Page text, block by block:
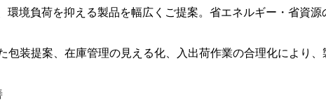
環境負荷を抑える製品を幅広くご提案。省エネルギー・省資
包装提案、在庫管理の見える化、入出荷作業の合理化により